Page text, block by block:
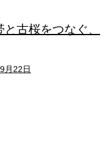
古桜をつなぐ、
月22日